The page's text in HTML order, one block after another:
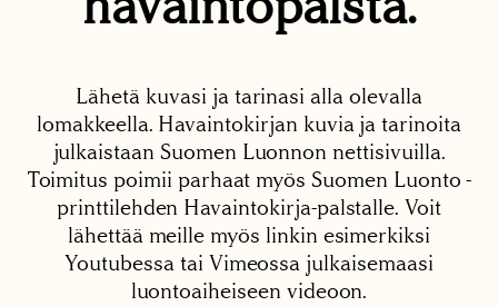
Lähetä kuvasi ja tarinasi alla olevalla
lomakkeella. Havaintokirjan kuvia ja tarinoita
julkaistaan Suomen Luonnon nettisivuilla.
Toimitus poimii parhaat myös Suomen Luonto -
printtilehden Havaintokirja-palstalle. Voit
lähettää meille myös linkin esimerkiksi
Youtubessa tai Vimeossa julkaisemaasi
luontoaiheiseen videoon.